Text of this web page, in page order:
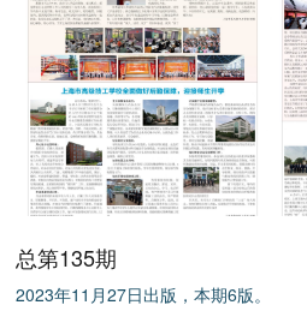
总第135期
2023年11月27日出版，本期6版。